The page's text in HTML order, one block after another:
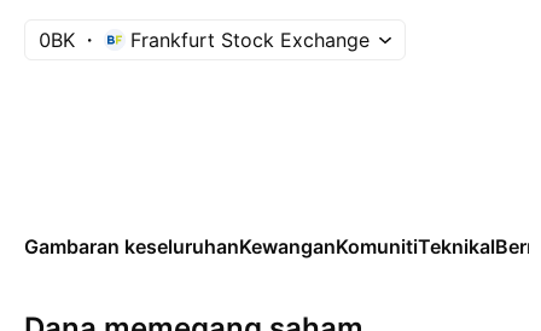
0BK Frankfurt Stock Exchange
Gambaran keseluruhanKewanganKomunitiTeknikal